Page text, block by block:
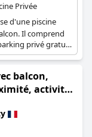
Privée
d'une piscine
Il comprend
privé gratuit
balcon,
activités
(Appartement
proche du lac